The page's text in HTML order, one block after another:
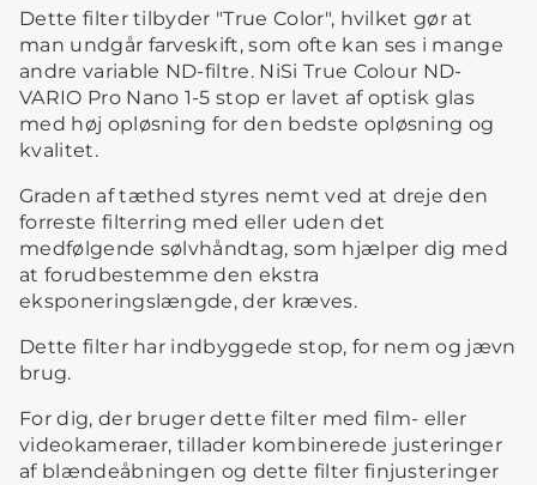
Dette filter tilbyder "True Color", hvilket gør at
man undgår farveskift, som ofte kan ses i mange
andre variable ND-filtre. NiSi True Colour ND-
VARIO Pro Nano 1-5 stop er lavet af optisk glas
med høj opløsning for den bedste opløsning og
kvalitet.
Graden af ​​tæthed styres nemt ved at dreje den
forreste filterring med eller uden det
medfølgende sølvhåndtag, som hjælper dig med
at forudbestemme den ekstra
eksponeringslængde, der kræves.
Dette filter har indbyggede stop, for nem og jævn
brug.
For dig, der bruger dette filter med film- eller
videokameraer, tillader kombinerede justeringer
af blændeåbningen og dette filter finjusteringer